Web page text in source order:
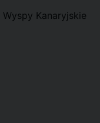
Wyspy Kanaryjskie